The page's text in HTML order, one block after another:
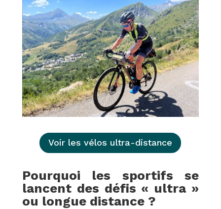
Voir les vélos ultra-distance
Pourquoi les sportifs se
lancent des défis « ultra »
ou longue distance ?